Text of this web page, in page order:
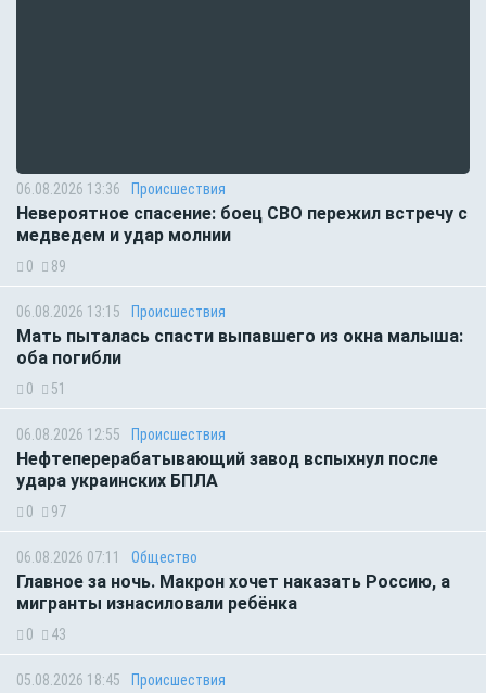
06.08.2026 13:36 Происшествия
Невероятное спасение: боец СВО пережил встречу с
медведем и удар молнии
0 89
06.08.2026 13:15 Происшествия
Мать пыталась спасти выпавшего из окна малыша:
оба погибли
0 51
06.08.2026 12:55 Происшествия
Нефтеперерабатывающий завод вспыхнул после
удара украинских БПЛА
0 97
06.08.2026 07:11 Общество
Главное за ночь. Макрон хочет наказать Россию, а
мигранты изнасиловали ребёнка
0 43
05.08.2026 18:45 Происшествия